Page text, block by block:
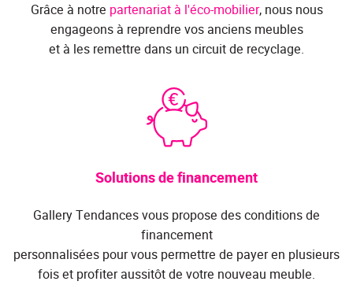
Grâce à notre partenariat à l'éco-mobilier, nous nous
engageons à reprendre vos anciens meubles
et à les remettre dans un circuit de recyclage.
Solutions de financement
Gallery Tendances vous propose des conditions de
financement
personnalisées pour vous permettre de payer en plusieurs
fois et profiter aussitôt de votre nouveau meuble.